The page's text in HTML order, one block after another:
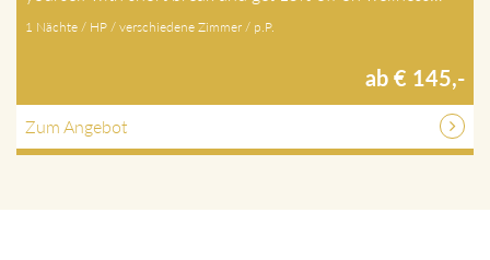
1 Nächte / HP / verschiedene Zimmer / p.P.
ab € 145,-
Zum Angebot